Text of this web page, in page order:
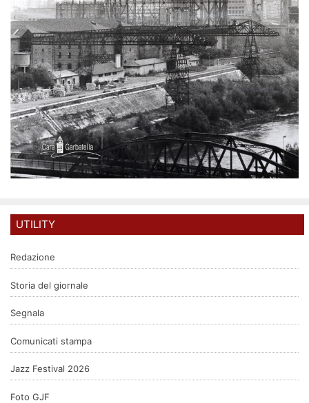
UTILITY
Redazione
Storia del giornale
Segnala
Comunicati stampa
Jazz Festival 2026
Foto GJF